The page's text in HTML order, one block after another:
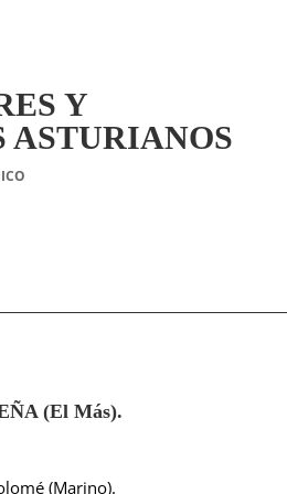
Y
ASTURIANOS
(El Más).
(Marino).